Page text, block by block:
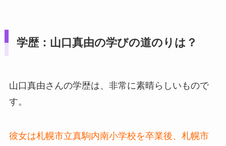
学歴：山口真由の学びの道のりは？
山口真由さんの学歴は、非常に素晴らしいもので
す。
彼女は札幌市立真駒内南小学校を卒業後、札幌市